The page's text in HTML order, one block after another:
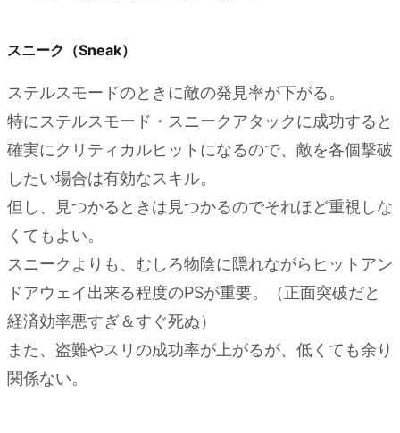
スニーク（Sneak）
ステルスモードのときに敵の発見率が下がる。
特にステルスモード・スニークアタックに成功すると
確実にクリティカルヒットになるので、敵を各個撃破
したい場合は有効なスキル。
但し、見つかるときは見つかるのでそれほど重視しな
くてもよい。
スニークよりも、むしろ物陰に隠れながらヒットアン
ドアウェイ出来る程度のPSが重要。（正面突破だと
経済効率悪すぎ＆すぐ死ぬ）
また、盗難やスリの成功率が上がるが、低くても余り
関係ない。